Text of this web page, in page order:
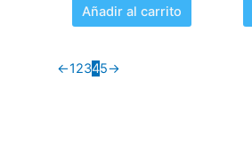
Añadir al carrito
←12345→